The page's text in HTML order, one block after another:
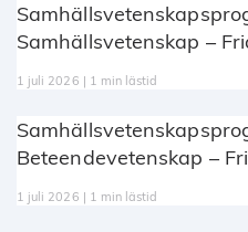
Samhällsvetenskap –
1 juli 2026 | 1 min lästid
Beteendevetenskap –
1 juli 2026 | 1 min lästid